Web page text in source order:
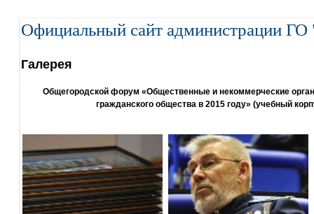
Официальный сайт администрации ГО
Галерея
Общегородской форум «Общественные и некоммерческие
гражданского общества в 2015 году» (учебный